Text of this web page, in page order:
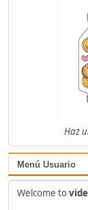
Haz
Menú Usuario
Welcome to